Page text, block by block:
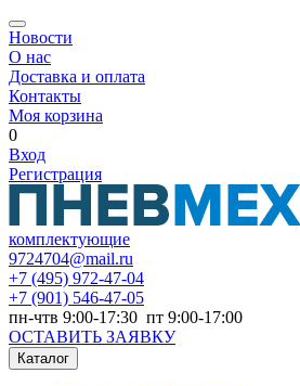
Новости
О нас
Доставка и оплата
Контакты
Моя корзина
0
Вход
Регистрация
комплектующие
9724704@mail.ru
+7 (495) 972-47-04
+7 (901) 546-47-05
пн-чтв 9:00-17:30 пт 9:00-17:00
ОСТАВИТЬ ЗАЯВКУ
Каталог